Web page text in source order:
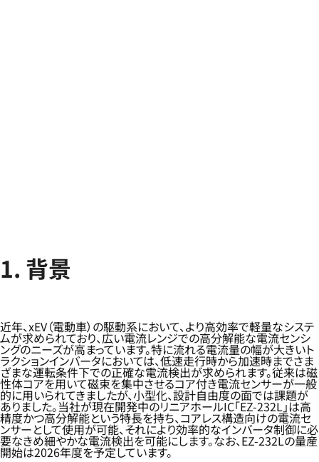
1. 背景
近年、xEV（電動車）の駆動系において、より高効率で軽量なシステ
ムが求められており、広い電流レンジでの高分解能な電流センシ
ングのニーズが高まっています。特に流れる電流量の幅が大きいト
ラクションインバータにおいては、低速走行時から加速時までさま
ざまな運転条件下での正確な電流検出が求められます。従来は磁
性体コアを用いて磁束を集中させるコア付き電流センサーが一般
的に用いられてきましたが、小型化、設計自由度の面では課題が
ありました。当社が現在開発中のリニアホールIC「EZ-232L」は高
精度かつ高分解能という特長を持ち、コアレス構造向けの電流セ
ンサーとして使用が可能、それにより効率的なインバータ制御に必
要なきめ細やかな電流検出を可能にします。なお、EZ-232Lの量産
開始は2026年度を予定しています。